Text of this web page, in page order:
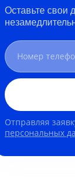
Оставьте свои
Отправляя
персональных